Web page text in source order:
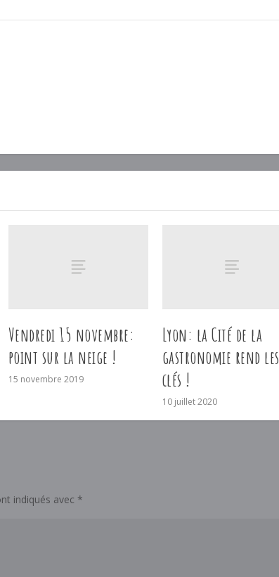
Vendredi 15 novembre:
point sur la neige !
15 novembre 2019
Lyon: la Cité de la
gastronomie rend les
clés !
10 juillet 2020
indiqués avec *